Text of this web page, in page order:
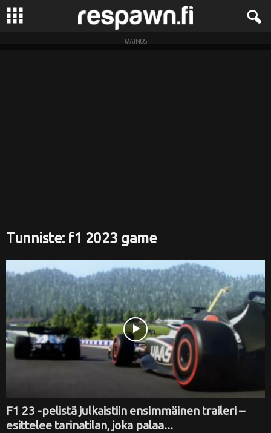
R
MAINOS
Tunniste: f1 2023 game
F1 23 -pelistä julkaistiin ensimmäinen traileri –
esittelee tarinatilan, joka palaa...